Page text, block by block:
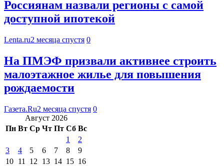
Россиянам назвали регионы с самой
доступной ипотекой
Lenta.ru2 месяца спустя 0
На ПМЭФ призвали активнее строить
малоэтажное жилье для повышения
рождаемости
Газета.Ru2 месяца спустя 0
Август 2026
Пн Вт Ср Чт Пт Сб Вс
1
2
3
4 5 6 7 8
9
10 11 12 13 14 15 16